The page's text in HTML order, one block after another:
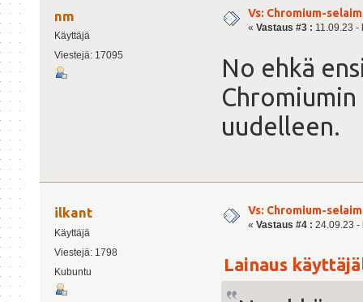
nm
Käyttäjä
Viestejä: 17095
Vs: Chromium-
« Vastaus #3 : 11.09.23 -
No ehkä
uudelleen.
ilkant
Käyttäjä
Viestejä: 1798
Kubuntu
Vs: Chromium-
« Vastaus #4 : 24.09.23 -
Lainaus